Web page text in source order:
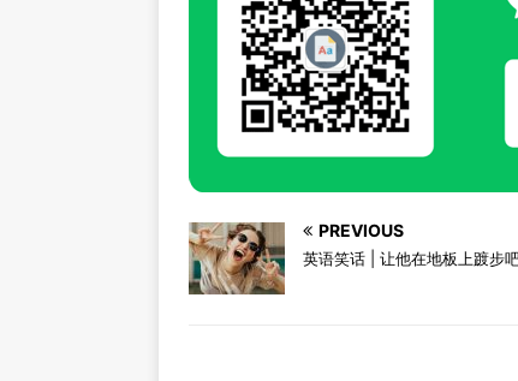
PREVIOUS
英语笑话 | 让他在地板上踱步